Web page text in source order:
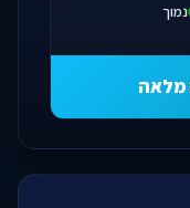
נמוך
מלאה